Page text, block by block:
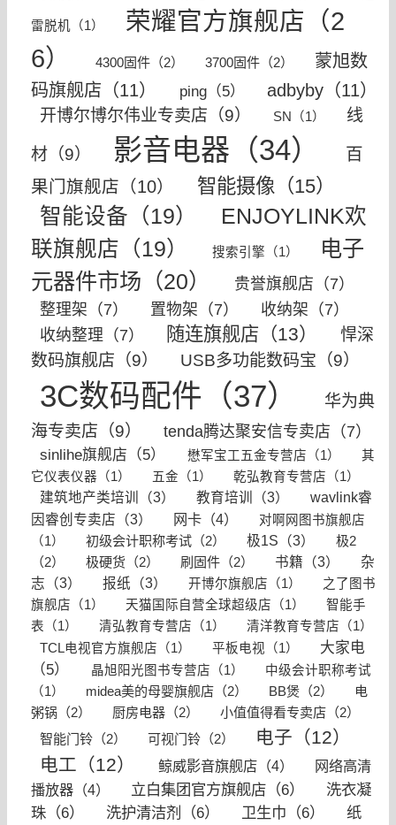
雷脱机（1）
荣耀官方旗舰店（2
6）
4300固件（2） 3700固件（2）
蒙旭数
码旗舰店（11）
ping（5） adbyby（11）
开博尔博尔伟业专卖店（9） SN（1） 线
材（9） 影音电器（34）
百
果门旗舰店（10）
智能摄像（15）
智能设备（19）
ENJOYLINK欢
联旗舰店（19）
搜索引擎（1）
电子
元器件市场（20）
贵誉旗舰店（7）
整理架（7）
置物架（7）
收纳架（7）
收纳整理（7）
随连旗舰店（13）
悍深
数码旗舰店（9）
USB多功能数码宝（9）
3C数码配件（37）
华为典
海专卖店（9）
tenda腾达聚安信专卖店（7）
sinlihe旗舰店（5） 懋军宝工五金专营店（1）
其
它仪表仪器（1）
五金（1） 乾弘教育专营店（1）
建筑地产类培训（3） 教育培训（3）
wavlink睿
因睿创专卖店（3）
网卡（4）
对啊网图书旗舰店
（1）
初级会计职称考试（2） 极1S（3）
极2
（2）
极硬货（2） 刷固件（2） 书籍（3）
杂
志（3）
报纸（3） 开博尔旗舰店（1）
之了图书
旗舰店（1）
天猫国际自营全球超级店（1）
智能手
表（1）
清弘教育专营店（1）
清洋教育专营店（1）
TCL电视官方旗舰店（1）
平板电视（1）
大家电
（5）
晶旭阳光图书专营店（1）
中级会计职称考试
（1）
midea美的母婴旗舰店（2） BB煲（2）
电
粥锅（2）
厨房电器（2）
小值值得看专卖店（2）
智能门铃（2）
可视门铃（2）
电子（12）
电工（12）
鲸威影音旗舰店（4）
网络高清
播放器（4）
立白集团官方旗舰店（6）
洗衣凝
珠（6）
洗护清洁剂（6） 卫生巾（6）
纸